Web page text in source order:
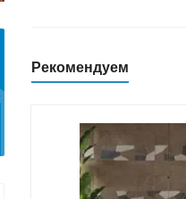
Рекомендуем